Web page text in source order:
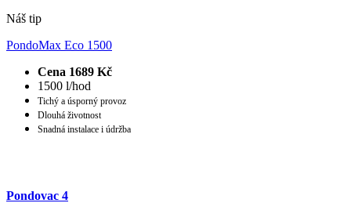
Náš tip
PondoMax Eco 1500
Cena 1689 Kč
1500 l/hod
Tichý a úsporný provoz
Dlouhá životnost
Snadná instalace i údržba
Pondovac 4